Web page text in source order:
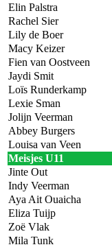
Elin Palstra
Rachel Sier
Lily de Boer
Macy Keizer
Fien van Oostveen
Jaydi Smit
Loïs Runderkamp
Lexie Sman
Jolijn Veerman
Abbey Burgers
Louisa van Veen
Meisjes U11
Jinte Out
Indy Veerman
Aya Ait Ouaicha
Eliza Tuijp
Zoë Vlak
Mila Tunk